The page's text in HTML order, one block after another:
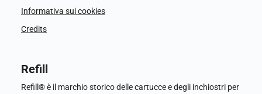
Informativa sui cookies
Credits
Refill
Refill® è il marchio storico delle cartucce e degli inchiostri per